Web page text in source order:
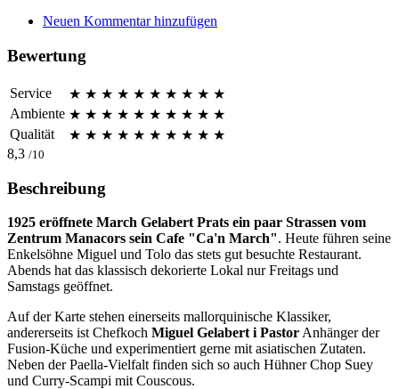
Neuen Kommentar hinzufügen
Bewertung
Service ★ ★ ★ ★ ★ ★ ★ ★ ★ ★
Ambiente ★ ★ ★ ★ ★ ★ ★ ★ ★ ★
Qualität
★ ★ ★ ★ ★ ★ ★ ★ ★ ★
8,3 /10
Beschreibung
1925 eröffnete March Gelabert Prats ein paar Strassen vom
Zentrum Manacors sein Cafe "Ca'n March". Heute führen seine
Enkelsöhne Miguel und Tolo das stets gut besuchte Restaurant.
Abends hat das klassisch dekorierte Lokal nur Freitags und
Samstags geöffnet.
Auf der Karte stehen einerseits mallorquinische Klassiker,
andererseits ist Chefkoch Miguel Gelabert i Pastor Anhänger der
Fusion-Küche und experimentiert gerne mit asiatischen Zutaten.
Neben der Paella-Vielfalt finden sich so auch Hühner Chop Suey
und Curry-Scampi mit Couscous.